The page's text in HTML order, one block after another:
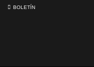
BOLETÍN